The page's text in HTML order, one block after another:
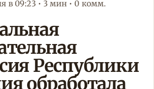
в 09:23 • 3 мин • 0 комм.
Республики
обработала